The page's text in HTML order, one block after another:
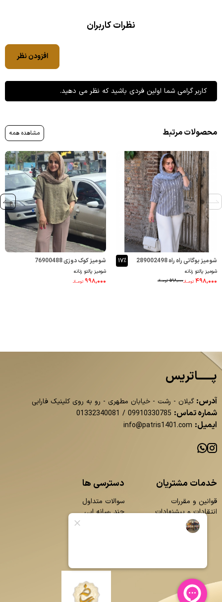
نظرات کاربران
افزودن نظر
کاربر گرامی شما اولین فردی باشید که نظر می دهید.
محصولات مرتبط مشاهده همه
شومیز بوگاتی راه راه 289002498
شومیز پالتو زنانه
۵۹۸,۰۰۰ تومــانـ ۴۹۸,۰۰۰ تومــانـ
۱۷٪ شومیز کوک دوزی 76900488
شومیز پالتو زنانه
۹۹۸,۰۰۰ تومــانـ
پــــــاتریس
آدرس: گیلان - رشت - خیابان مطهری - رو به روی کلینیک فارابی
شماره تماس: 09910330785
/
01332340081
ایمیل: info@patris1401.com
خدمات مشتریان
قوانین و مقررات
انتقادات و پیشنهادات
دسترسی ها
سوالات متداول
چند رسانه ایی